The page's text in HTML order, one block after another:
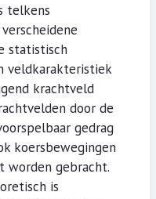
telkens
statistisch
veldkarakteristiek
krachtveld
door de
gedrag
koersbewegingen
worden gebracht.
is